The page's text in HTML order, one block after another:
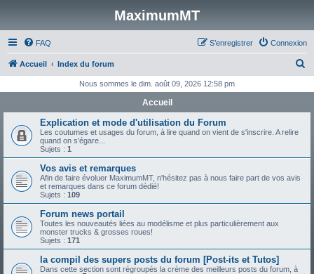
MaximumMT
FAQ Connexion
S’enregistrer
Accueil Index du forum
h
Nous sommes le dim. août 09, 2026 12:58 pm
Accueil
Explication et mode d'utilisation du Forum
Les coutumes et usages du forum, à lire quand on vient de s'inscrire. A relire
quand on s'égare...
Sujets : 1
Vos avis et remarques
Afin de faire évoluer MaximumMT, n'hésitez pas à nous faire part de vos avis
et remarques dans ce forum dédié!
Sujets : 109
Forum news portail
Toutes les nouveautés liées au modélisme et plus particulièrement aux
monster trucks & grosses roues!
Sujets : 171
la compil des supers posts du forum [Post-its et Tutos]
Dans cette section sont régroupés la crème des meilleurs posts du forum, à